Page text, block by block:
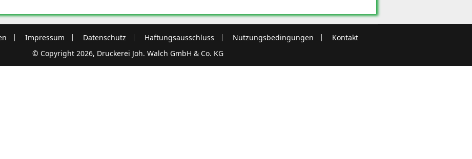
Impressum Datenschutz Haftungsausschluss Nutzungsbedingungen
Kontakt
© Copyright 2026, Druckerei Joh. Walch GmbH & Co. KG